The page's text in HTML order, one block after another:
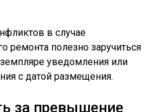
в случае
ремонта полезно заручиться
уведомления или
с датой размещения.
за превышение